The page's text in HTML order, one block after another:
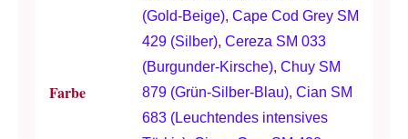
Farbe
(Gold-Beige), Cape Cod Grey SM
429 (Silber), Cereza SM 033
(Burgunder-Kirsche), Chuy SM
879 (Grün-Silber-Blau), Cian SM
683 (Leuchtendes intensives